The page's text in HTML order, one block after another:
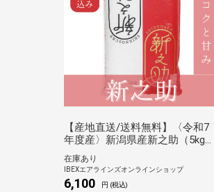
【産地直送/送料無料】〈令和7
年度産〉新潟県産新之助（5kg）
《田中米穀》
在庫あり
IBEXエアラインズオンラインショップ
6,100 円 (税込)